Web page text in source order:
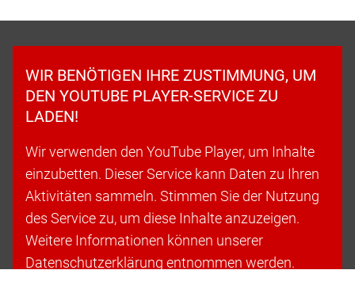
WIR BENÖTIGEN IHRE ZUSTIMMUNG, UM
DEN YOUTUBE PLAYER-SERVICE ZU
LADEN!
Wir verwenden den YouTube Player, um Inhalte
einzubetten. Dieser Service kann Daten zu Ihren
Aktivitäten sammeln. Stimmen Sie der Nutzung
des Service zu, um diese Inhalte anzuzeigen.
Weitere Informationen können unserer
Datenschutzerklärung entnommen werden.